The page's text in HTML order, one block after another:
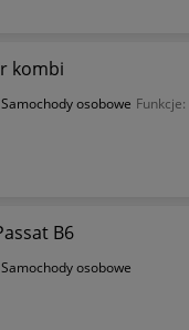
kombi
Samochody osobowe Funkcje:
B6
Samochody osobowe